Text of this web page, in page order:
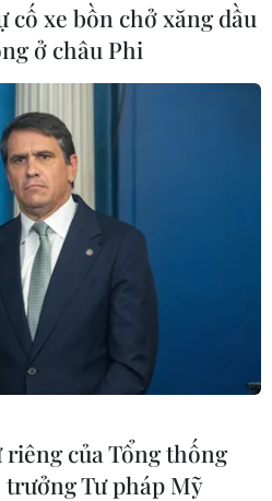
cố xe bồn chở xăng dầu
ở châu Phi
của Tổng thống
Tư pháp Mỹ